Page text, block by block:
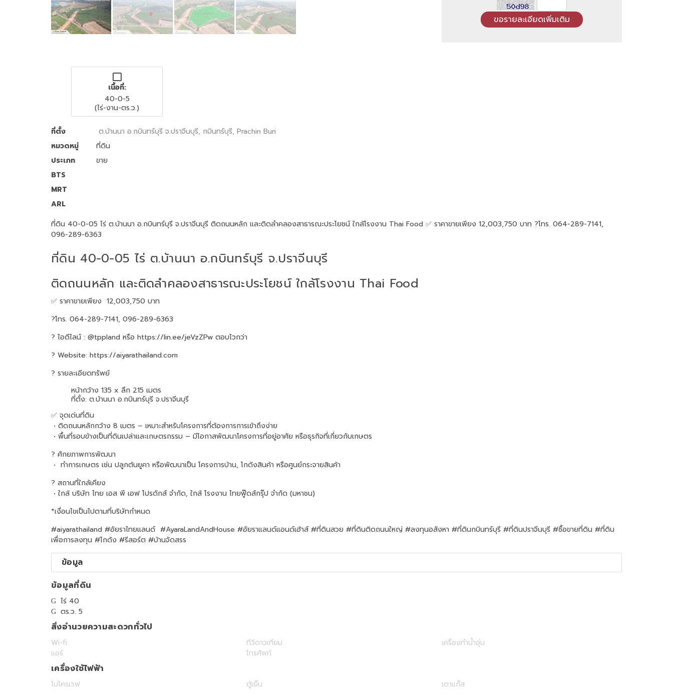
เนื้อที่:
40-0-5
(ไร่-งาน-ตร.ว.)
ที่ตั้ง
ต.บ้านนา อ.กบินทร์บุรี จ.ปราจีนบุรี, กบินทร์บุรี, Prachin Buri
หมวดหมู่
ที่ดิน
ประเภท
ขาย
BTS
MRT
ARL
ที่ดิน 40-0-05 ไร่ ต.บ้านนา อ.กบินทร์บุรี จ.ปราจีนบุรี ติดถนนหลัก และติดลำคลองสาธารณะประโยชน์ ใกล้โรงงาน Thai Food ✅ ราคาขายเพียง 12,003,750 บาท ?โทร. 064-289-7141,
096-289-6363
ที่ดิน 40-0-05 ไร่ ต.บ้านนา อ.กบินทร์บุรี จ.ปราจีนบุรี
ติดถนนหลัก และติดลำคลองสาธารณะประโยชน์ ใกล้โรงงาน Thai Food
✅ ราคาขายเพียง 12,003,750 บาท
?โทร. 064-289-7141, 096-289-6363
? ไอดีไลน์ : @tppland หรือ https://lin.ee/jeVzZPw ตอบไวกว่า
? Website: https://aiyarathailand.com
? รายละเอียดทรัพย์
หน้ากว้าง 135 x ลึก 215 เมตร
ที่ตั้ง: ต.บ้านนา อ.กบินทร์บุรี จ.ปราจีนบุรี
✅ จุดเด่นที่ดิน
• ติดถนนหลักกว้าง 8 เมตร – เหมาะสำหรับโครงการที่ต้องการการเข้าถึงง่าย
• พื้นที่รอบข้างเป็นที่ดินเปล่าและเกษตรกรรม – มีโอกาสพัฒนาโครงการที่อยู่อาศัย หรือธุรกิจที่เกี่ยวกับเกษตร
? ศักยภาพการพัฒนา
• ️ ทำการเกษตร เช่น ปลูกต้นยูคา หรือพัฒนาเป็น โครงการบ้าน, โกดังสินค้า หรือศูนย์กระจายสินค้า
? สถานที่ใกล้เคียง
• ใกล้ บริษัท ไทย เอส พี เอฟ โปรดักส์ จำกัด, ใกล้ โรงงาน ไทยฟู๊ดส์กรุ๊ป จำกัด (มหาชน)
*เงื่อนไขเป็นไปตามที่บริษัทกำหนด
#aiyarathailand #อัยราไทยแลนด์ #AyaraLandAndHouse #อัยราแลนด์แอนด์เฮ้าส์ #ที่ดินสวย #ที่ดินติดถนนใหญ่ #ลงทุนอสังหา #ที่ดินกบินทร์บุรี #ที่ดินปราจีนบุรี #ซื้อขายที่ดิน #ที่ดิน
เพื่อการลงทุน #โกดัง #รีสอร์ต #บ้านจัดสรร
ข้อมูล
ข้อมูลที่ดิน
ไร่ 40
ตร.ว. 5
สิ่งอำนวยความสะดวกทั่วไป
Wi-fi ทีวีดาวเทียม
เครื่องทำน้ำอุ่น
แอร์
โทรศัพท์
เครื่องใช้ไฟฟ้า
ไมโครเวฟ ตู้เย็น เตาแก๊ส